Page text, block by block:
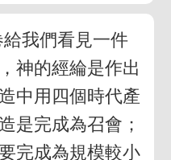
我們看見一件
神的經綸是作出
中用四個時代產
是完成為召會；
完成為規模較小